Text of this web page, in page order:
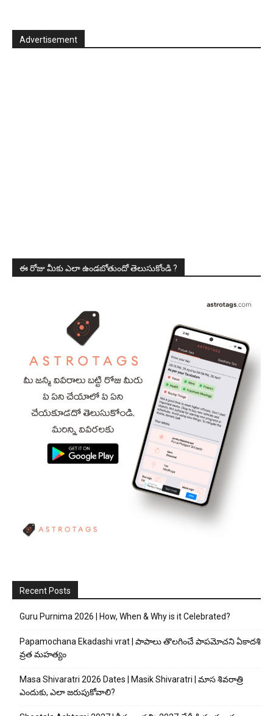
Advertisement
ఈ రోజు మీకు ఎలా ఉండబోతుందో తెలుసుకోండి ?
Recent Posts
Guru Purnima 2026 | How, When & Why is it Celebrated?
Papamochana Ekadashi vrat | పాపాలు తొలగించే పాపమోచని ఏకాదశి
వ్రత మహత్యం
Masa Shivaratri 2026 Dates | Masik Shivaratri | మాస శివరాత్రి
ఎందుకు, ఎలా జరుపుకోవాలి?